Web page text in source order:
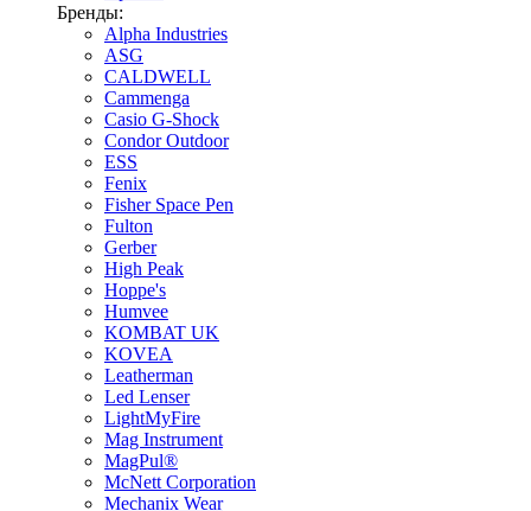
Бренды:
Alpha Industries
ASG
CALDWELL
Cammenga
Casio G-Shock
Condor Outdoor
ESS
Fenix
Fisher Space Pen
Fulton
Gerber
High Peak
Hoppe's
Humvee
KOMBAT UK
KOVEA
Leatherman
Led Lenser
LightMyFire
Mag Instrument
MagPul®
McNett Corporation
Mechanix Wear